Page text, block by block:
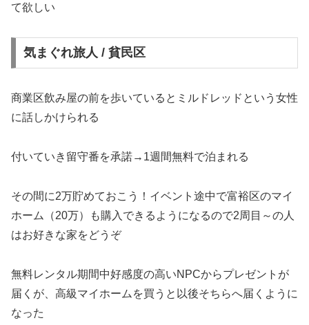
て欲しい
気まぐれ旅人 / 貧民区
商業区飲み屋の前を歩いているとミルドレッドという女性
に話しかけられる
付いていき留守番を承諾→1週間無料で泊まれる
その間に2万貯めておこう！イベント途中で富裕区のマイ
ホーム（20万）も購入できるようになるので2周目～の人
はお好きな家をどうぞ
無料レンタル期間中好感度の高いNPCからプレゼントが
届くが、高級マイホームを買うと以後そちらへ届くように
なった